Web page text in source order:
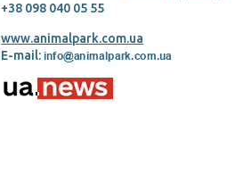
+38 098 040 05 55
www.animalpark.com.ua
E-mail: